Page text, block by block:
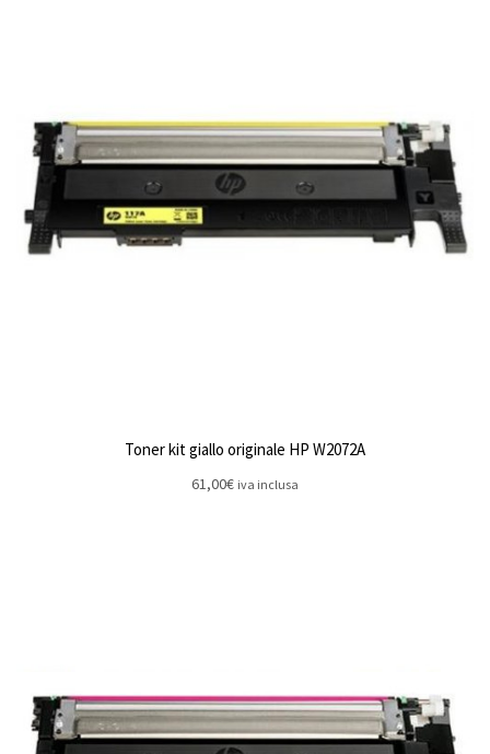
Toner kit giallo originale HP W2072A
61,00€ iva inclusa